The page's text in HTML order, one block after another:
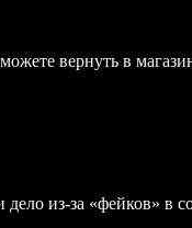
вернуть в
дело из-за «фейков» в